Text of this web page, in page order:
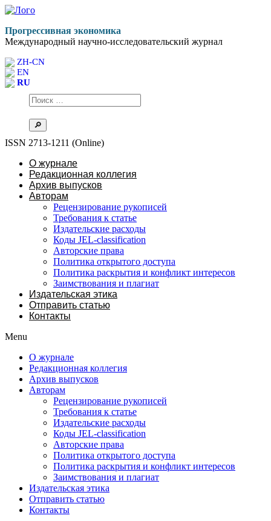
Перейти
содержимому
Прогрессивная экономика
Международный научно-исследовательский журнал
ZH-CN
EN
RU
ISSN 2713-1211 (Online)
О журнале
Редакционная коллегия
Архив выпусков
Авторам
Рецензирование рукописей
Требования к статье
Издательские расходы
Коды JEL-classification
Авторские права
Политика открытого доступа
Политика раскрытия и конфликт интересов
Заимствования и плагиат
Издательская этика
Отправить статью
Контакты
Menu
О журнале
Редакционная коллегия
Архив выпусков
Авторам
Рецензирование рукописей
Требования к статье
Издательские расходы
Коды JEL-classification
Авторские права
Политика открытого доступа
Политика раскрытия и конфликт интересов
Заимствования и плагиат
Издательская этика
Отправить статью
Контакты